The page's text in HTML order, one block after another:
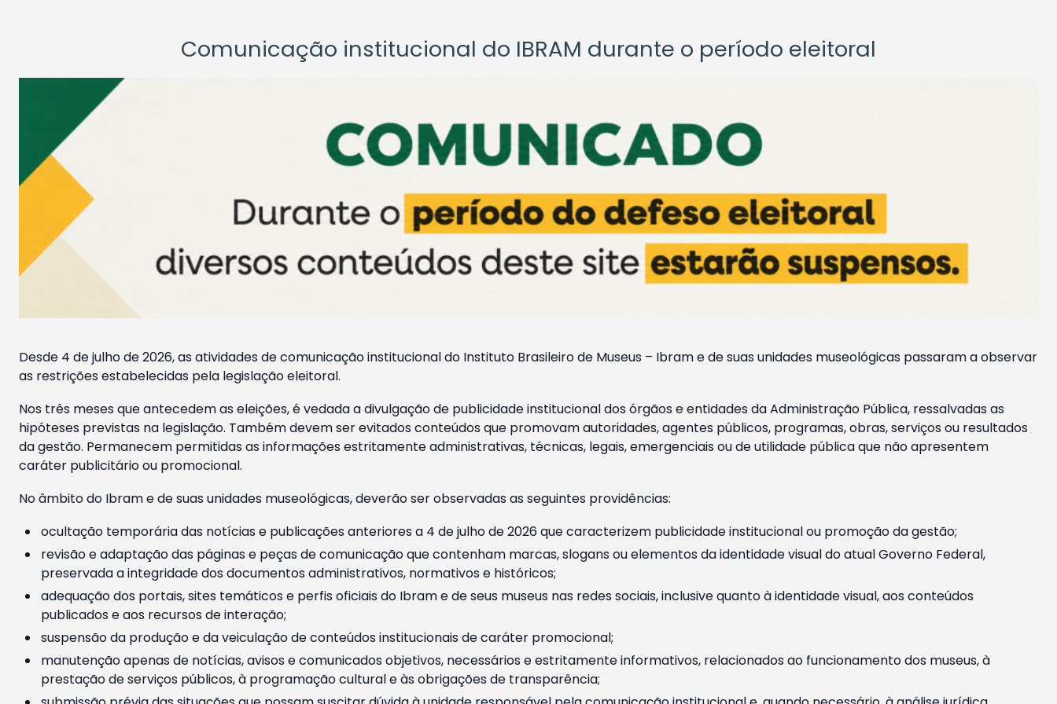
Comunicação institucional do IBRAM durante o período eleitoral
Desde 4 de julho de 2026, as atividades de comunicação institucional do Instituto Brasileiro de Museus – Ibram e de suas unidades museológicas passaram a observar
as restrições estabelecidas pela legislação eleitoral.
Nos três meses que antecedem as eleições, é vedada a divulgação de publicidade institucional dos órgãos e entidades da Administração Pública, ressalvadas as
hipóteses previstas na legislação. Também devem ser evitados conteúdos que promovam autoridades, agentes públicos, programas, obras, serviços ou resultados
da gestão. Permanecem permitidas as informações estritamente administrativas, técnicas, legais, emergenciais ou de utilidade pública que não apresentem
caráter publicitário ou promocional.
No âmbito do Ibram e de suas unidades museológicas, deverão ser observadas as seguintes providências:
ocultação temporária das notícias e publicações anteriores a 4 de julho de 2026 que caracterizem publicidade institucional ou promoção da gestão;
revisão e adaptação das páginas e peças de comunicação que contenham marcas, slogans ou elementos da identidade visual do atual Governo Federal,
preservada a integridade dos documentos administrativos, normativos e históricos;
adequação dos portais, sites temáticos e perfis oficiais do Ibram e de seus museus nas redes sociais, inclusive quanto à identidade visual, aos conteúdos
publicados e aos recursos de interação;
suspensão da produção e da veiculação de conteúdos institucionais de caráter promocional;
manutenção apenas de notícias, avisos e comunicados objetivos, necessários e estritamente informativos, relacionados ao funcionamento dos museus, à
prestação de serviços públicos, à programação cultural e às obrigações de transparência;